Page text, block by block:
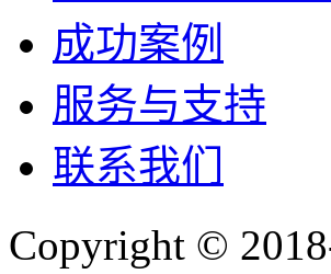
成功案例
服务与支持
联系我们
Copyright ©